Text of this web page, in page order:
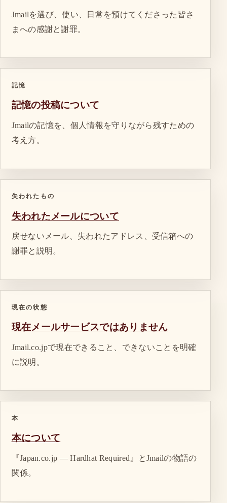
Jmailを選び、使い、日常を預けてくださった皆さ
まへの感謝と謝罪。
記憶
記憶の投稿について
Jmailの記憶を、個人情報を守りながら残すための
考え方。
失われたもの
失われたメールについて
戻せないメール、失われたアドレス、受信箱への
謝罪と説明。
現在の状態
現在メールサービスではありません
Jmail.co.jpで現在できること、できないことを明確
に説明。
本
本について
『Japan.co.jp — Hardhat Required』とJmailの物語の
関係。